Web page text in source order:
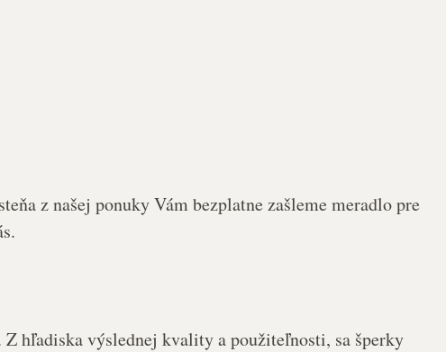
z našej ponuky Vám bezplatne zašleme meradlo pre
hľadiska výslednej kvality a použiteľnosti, sa šperky